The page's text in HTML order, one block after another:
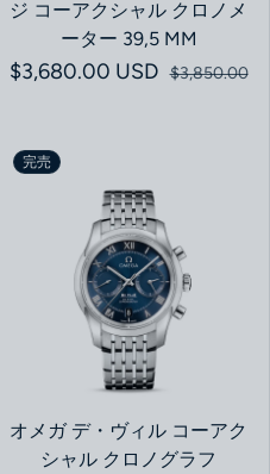
ジ コーアクシャル クロノメ
ーター 39,5 MM
セール価格
$3,680.00 USD通常価格
$3,850.00
完売
オメガ デ・ヴィル コーアク
シャル クロノグラフ